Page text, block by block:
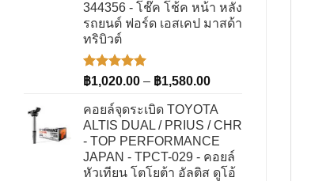
344356 - โช๊ค โช้ค หน้า หลัง
รถยนต์ ฟอร์ด เอสเคป มาสด้า
ทริบิวต์
ให้คะแนน
1-5
คะแนน
฿1,020.00 – ฿1,580.00Price
฿1,020.00
through
฿1,580.00
คอยล์จุดระเบิด TOYOTA
ALTIS DUAL / PRIUS / CHR
- TOP PERFORMANCE
JAPAN - TPCT-029 - คอยล์
หัวเทียน โตโยต้า อัลติส ดูโอ้